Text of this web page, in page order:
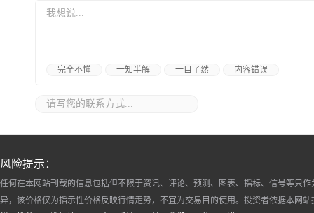
完全不懂 一知半解 一目了然 内容错误
风险提示：
任何在本网站刊载的信息包括但不限于资讯、评论、预测、图表、指标、信号等只
异，该价格仅为指示性价格反映行情走势，不宜为交易目的使用。投资者依据本网